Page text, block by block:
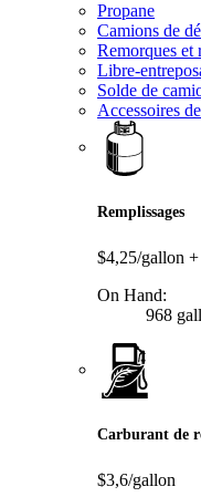
Propane
Camions de
Remorques et
Libre-
Solde de
Accessoires
Remplissages
$4,25/gallon
On Hand:
968
Carburant de
$3,6/gallon